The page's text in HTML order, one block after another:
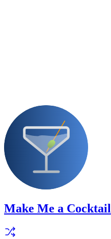
Make Me a Cocktail